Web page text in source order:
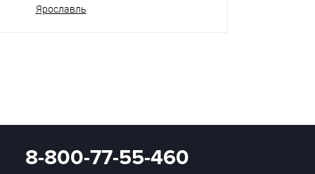
Ярославль
8-800-77-55-460